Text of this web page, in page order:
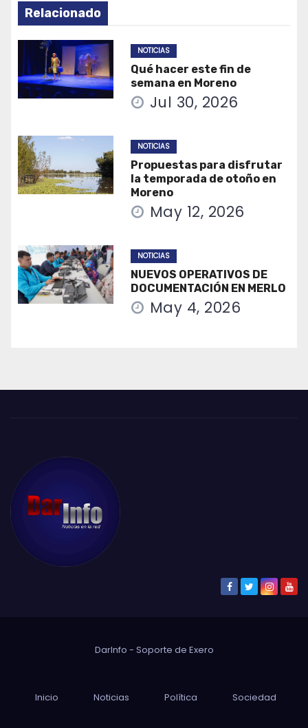
Relacionado
NOTICIAS
Qué hacer este fin de
semana en Moreno
Jul 30, 2026
NOTICIAS
Propuestas para disfrutar
la temporada de otoño en
Moreno
May 12, 2026
NOTICIAS
NUEVOS OPERATIVOS DE
DOCUMENTACIÓN EN MERLO
May 4, 2026
DarInfo - Soporte de Exero
Inicio Noticias Política Sociedad